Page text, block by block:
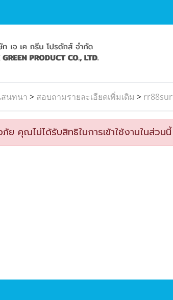
นทนา > สอบถามรายละเอียดเพิ่มเติม >
ภัย คุณไม่ได้รับสิทธิในการเข้าใช้งานในส่วนนี้